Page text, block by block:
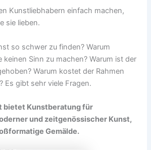
Kunstliebhabern einfach machen,
sie lieben.
so schwer zu finden? Warum
keinen Sinn zu machen? Warum ist der
Warum kostet der Rahmen
Es gibt sehr viele Fragen.
bietet Kunstberatung für
und zeitgenössischer Kunst,
Gemälde.